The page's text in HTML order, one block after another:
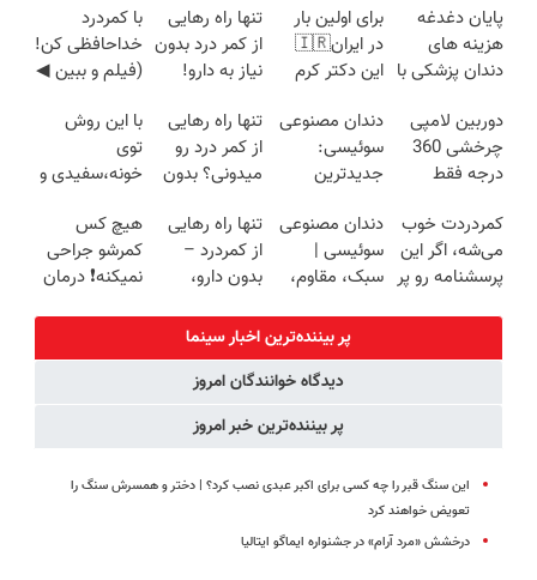
پایان دغدغه
هزینه های
دندان پزشکی با
کننده خانگی
برای اولین بار
در ایران🇮🇷
این دکتر کرم
روزه ساخت!
تنها راه رهایی
از کمر درد بدون
نیاز به دارو!
با کمردرد
خداحافظی کن!
(فیلم و ببین ◀
پرکن)
دوربین لامپی
چرخشی 360
درجه فقط
🔥 پرداخت
درب منزل
دندان مصنوعی
سوئیسی:
جدیدترین
سبک و مقاوم |
پرداخت قسطی
تنها راه رهایی
از کمر درد رو
میدونی؟ بدون
(◂پرسش‌نامه)
با این روش
توی
خونه،سفیدی و
برگردون
(40%off)
کمردردت خوب
می‌شه، اگر این
پرسشنامه رو پر
دندان مصنوعی
سوئیسی |
سبک، مقاوم،
رایگان+پرداخت
اقساطی😍
تنها راه رهایی
از کمردرد –
بدون دارو،
«فرم پر کن»
هیچ کس
کمرشو جراحی
نمیکنه❗ درمان
(پرسشنامه)
پر بیننده‌ترین اخبار سینما
دیدگاه خوانندگان امروز
پر بیننده‌ترین خبر امروز
این سنگ قبر را چه کسی برای اکبر عبدی نصب کرد؟ | دختر و همسرش سنگ را
تعویض خواهند کرد
درخشش «مرد آرام» در جشنواره ایماگو ایتالیا